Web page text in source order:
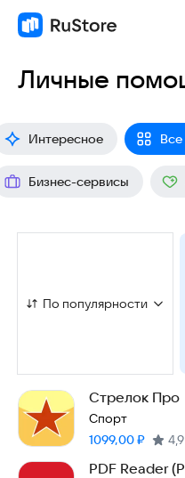
Личные
Интересное
Бизнес-сервисы
По популярности
Стрелок Про
Спорт
Цена:
1099,00₽ 4,9
PDF Reader